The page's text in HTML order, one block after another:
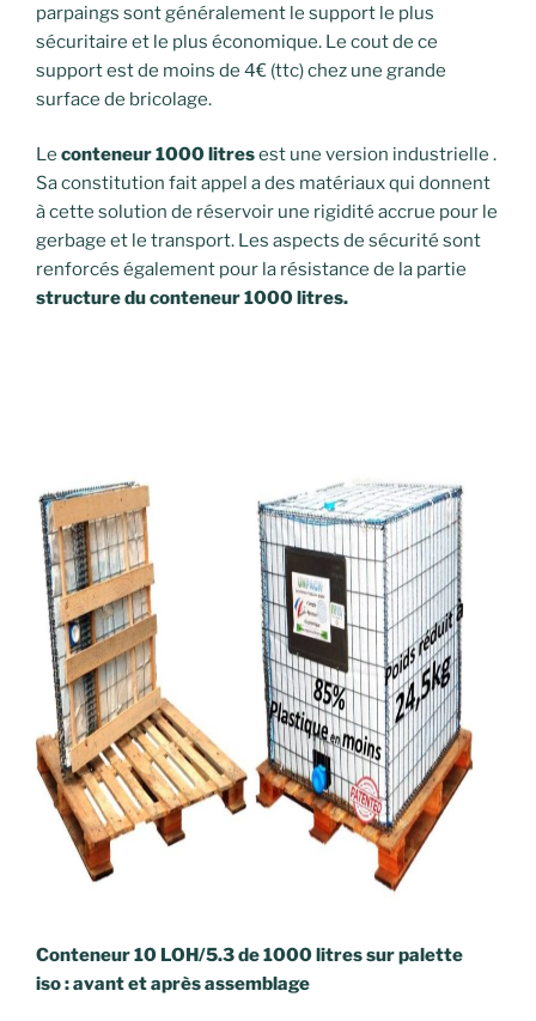
parpaings sont généralement le support le plus
sécuritaire et le plus économique. Le cout de ce
support est de moins de 4€ (ttc) chez une grande
surface de bricolage.
Le conteneur 1000 litresest une version industrielle .
Sa constitution fait appel a des matériaux qui donnent
à cette solution de réservoir une rigidité accrue pour le
gerbage et le transport. Les aspects de sécurité sont
renforcés également pour la résistance de la partie
structure du conteneur 1000 litres.
Conteneur 10 LOH/5.3 de 1000 litres sur palette
iso : avant et après assemblage